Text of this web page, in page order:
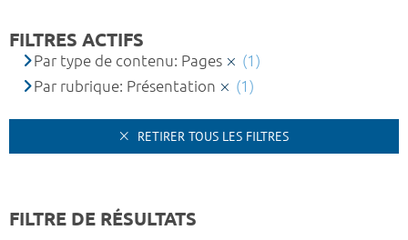
FILTRES ACTIFS
Par type de contenu: Pages
(1)
Par rubrique: Présentation
(1)
RETIRER TOUS LES FILTRES
FILTRE DE RÉSULTATS